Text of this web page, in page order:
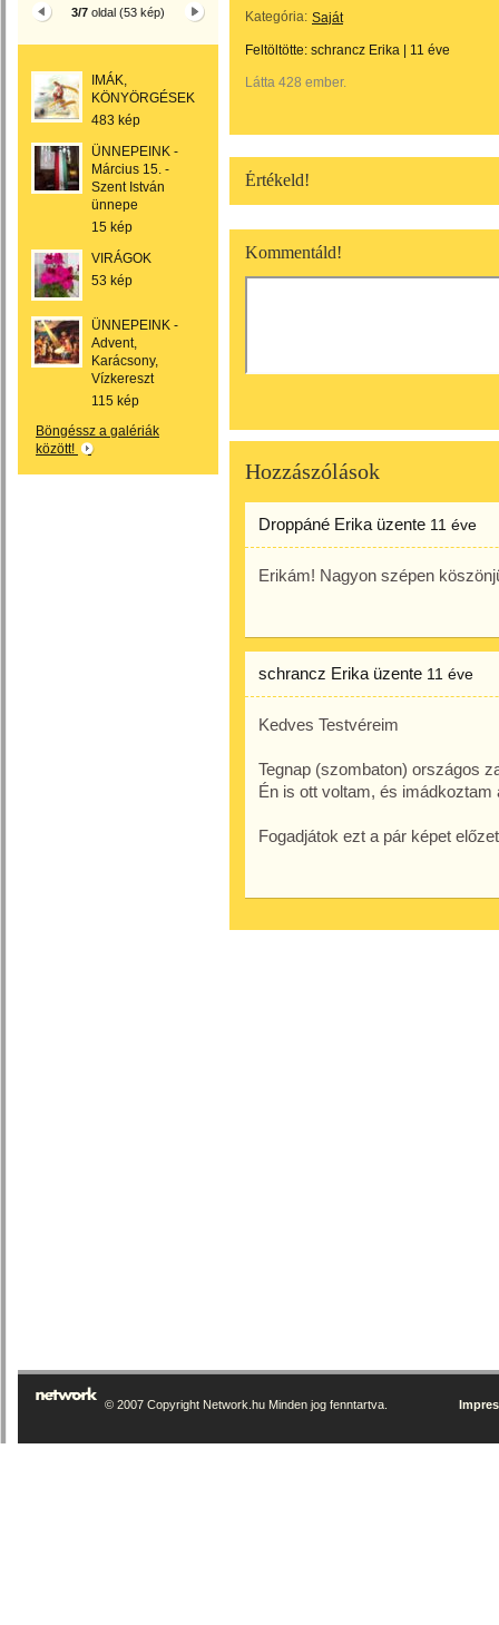
3/7 oldal (53 kép)
IMÁK,
KÖNYÖRGÉSEK
483 kép
ÜNNEPEINK -
Március 15. -
Szent István
ünnepe
15 kép
VIRÁGOK
53 kép
ÜNNEPEINK -
Advent,
Karácsony,
Vízkereszt
115 kép
Böngéssz a galériák
között!
Kategória: Saját
Feltöltötte: schrancz Erika 11 éve
Látta 428 ember.
Értékeld!
Kommentáld!
Hozzászólások
Droppáné Erika üzente 11 éve
Erikám! Nagyon szépen
schrancz Erika üzente 11 éve
Kedves Testvéreim
Tegnap (szombaton) országos
Én is ott voltam, és
Fogadjátok ezt a pár képet
© 2007 Copyright Network.hu Minden jog fenntartva.